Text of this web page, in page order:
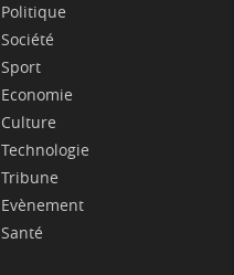
Politique
Société
Sport
Economie
Culture
Technologie
Tribune
Evènement
Santé